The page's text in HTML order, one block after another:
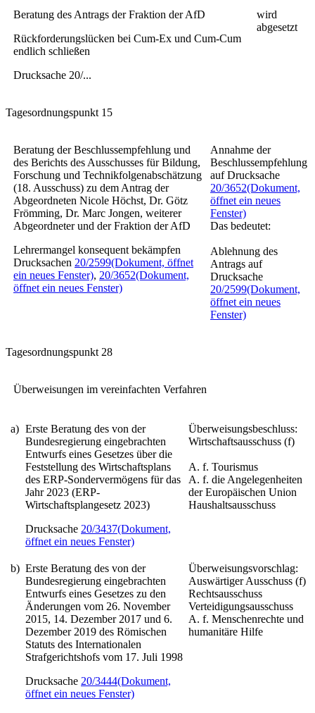
Beratung des Antrags der Fraktion der AfD
Rückforderungslücken bei Cum-Ex und Cum-Cum
endlich schließen
Drucksache 20/...
wird
abgesetzt
Tagesordnungspunkt 15
Beratung der Beschlussempfehlung und
des Berichts des Ausschusses für Bildung,
Forschung und Technikfolgenabschätzung
(18. Ausschuss) zu dem Antrag der
Abgeordneten Nicole Höchst, Dr. Götz
Frömming, Dr. Marc Jongen, weiterer
Abgeordneter und der Fraktion der AfD
Lehrermangel konsequent bekämpfen
Drucksachen 20/2599(Dokument, öffnet
ein neues Fenster), 20/3652(Dokument,
öffnet ein neues Fenster)
Annahme der
Beschlussempfehlung
auf Drucksache
20/3652(Dokument,
öffnet ein neues
Fenster)
Das bedeutet:
Ablehnung des
Antrags auf
Drucksache
20/2599(Dokument,
öffnet ein neues
Fenster)
Tagesordnungspunkt 28
Überweisungen im vereinfachten Verfahren
a) Erste Beratung des von der
Bundesregierung eingebrachten
Entwurfs eines Gesetzes über die
Feststellung des Wirtschaftsplans
des ERP-Sondervermögens für das
Jahr 2023 (ERP-
Wirtschaftsplangesetz 2023)
Drucksache 20/3437(Dokument,
öffnet ein neues Fenster)
Überweisungsbeschluss:
Wirtschaftsausschuss (f)
A. f. Tourismus
A. f. die Angelegenheiten
der Europäischen Union
Haushaltsausschuss
b) Erste Beratung des von der
Bundesregierung eingebrachten
Entwurfs eines Gesetzes zu den
Änderungen vom 26. November
2015, 14. Dezember 2017 und 6.
Dezember 2019 des Römischen
Statuts des Internationalen
Strafgerichtshofs vom 17. Juli 1998
Drucksache 20/3444(Dokument,
öffnet ein neues Fenster)
Überweisungsvorschlag:
Auswärtiger Ausschuss (f)
Rechtsausschuss
Verteidigungsausschuss
A. f. Menschenrechte und
humanitäre Hilfe